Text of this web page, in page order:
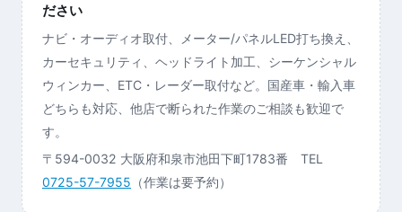
ださい
ナビ・オーディオ取付、メーター/パネルLED打ち換え、
カーセキュリティ、ヘッドライト加工、シーケンシャル
ウィンカー、ETC・レーダー取付など。国産車・輸入車
どちらも対応、他店で断られた作業のご相談も歓迎で
す。
〒594-0032 大阪府和泉市池田下町1783番 TEL
0725-57-7955 （作業は要予約）